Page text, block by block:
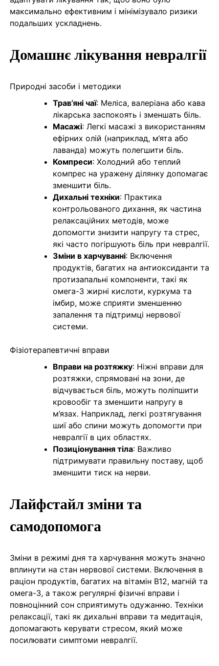
максимально ефективним і мінімізувало ризики
подальших ускладнень.
Домашнє лікування невралгії
Природні засоби і методики
Трав’яні чаї: Меліса, валеріана або кава
лікарська заспокоять і зменшать біль.
Масажі: Легкі масажі з використанням
ефірних олій (наприклад, м’ята або
лаванда) можуть полегшити біль.
Компреси: Холодний або теплий
компрес на уражену ділянку допомагає
зменшити біль.
Дихальні техніки: Практика
контрольованого дихання, як частина
релаксаційних методів, може
допомогти знизити напругу та стрес,
які часто погіршують біль при невралгії.
Зміни в харчуванні: Включення
продуктів, багатих на антиоксиданти та
протизапальні компоненти, такі як
омега-3 жирні кислоти, куркума та
імбир, може сприяти зменшенню
запалення та підтримці нервової
системи.
Фізіотерапевтичні вправи
Вправи на розтяжку: Ніжні вправи для
розтяжки, спрямовані на зони, де
відчувається біль, можуть поліпшити
кровообіг та зменшити напругу в
м’язах. Наприклад, легкі розтягування
шиї або спини можуть допомогти при
невралгії в цих областях.
Позиціонування тіла: Важливо
підтримувати правильну поставу, щоб
зменшити тиск на нерви.
Лайфстайл зміни та
самодопомога
Зміни в режимі дня та харчування можуть значно
вплинути на стан нервової системи. Включення в
раціон продуктів, багатих на вітамін В12, магній та
омега-3, а також регулярні фізичні вправи і
повноцінний сон сприятимуть одужанню. Техніки
релаксації, такі як дихальні вправи та медитація,
допомагають керувати стресом, який може
посилювати симптоми невралгії.